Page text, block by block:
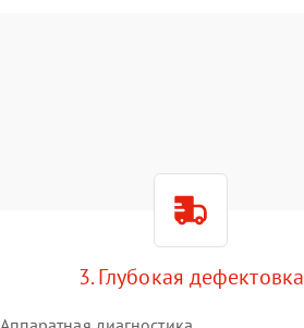
3. Глубокая дефектовка